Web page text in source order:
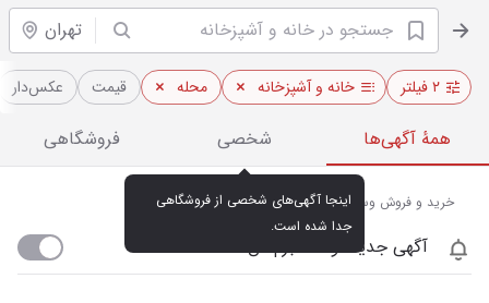
تهران
۲ فیلتر خانه و آشپزخانه محله قیمت عکس‌دار
همهٔ آگهی‌ها شخصی فروشگاهی
جدا شده است.
خرید و فروش وسایل آشپزخانه در قلهک تهران
آگهی جدید اومد خبرم کن